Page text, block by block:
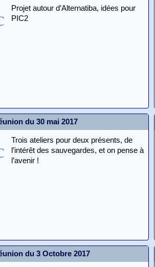
Projet autour d’Alternatiba, idées pour
PIC2
du 30 mai 2017
Trois ateliers pour deux présents, de
l’intérêt des sauvegardes, et on pense à
l’avenir !
du 3 Octobre 2017